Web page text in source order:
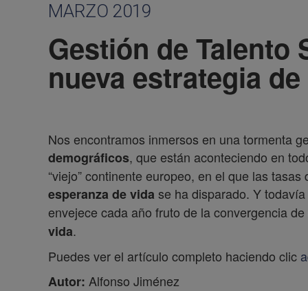
MARZO 2019
Gestión de Talento
nueva estrategia
Nos encontramos inmersos en una tormenta
demográficos, que están aconteciendo en
“viejo” continente europeo, en el que las
esperanza de vidase ha disparado. Y
envejece cada año fruto de la convergencia
vida.
Puedes ver el artículo completo haciendo clic
Autor: Alfonso Jiménez